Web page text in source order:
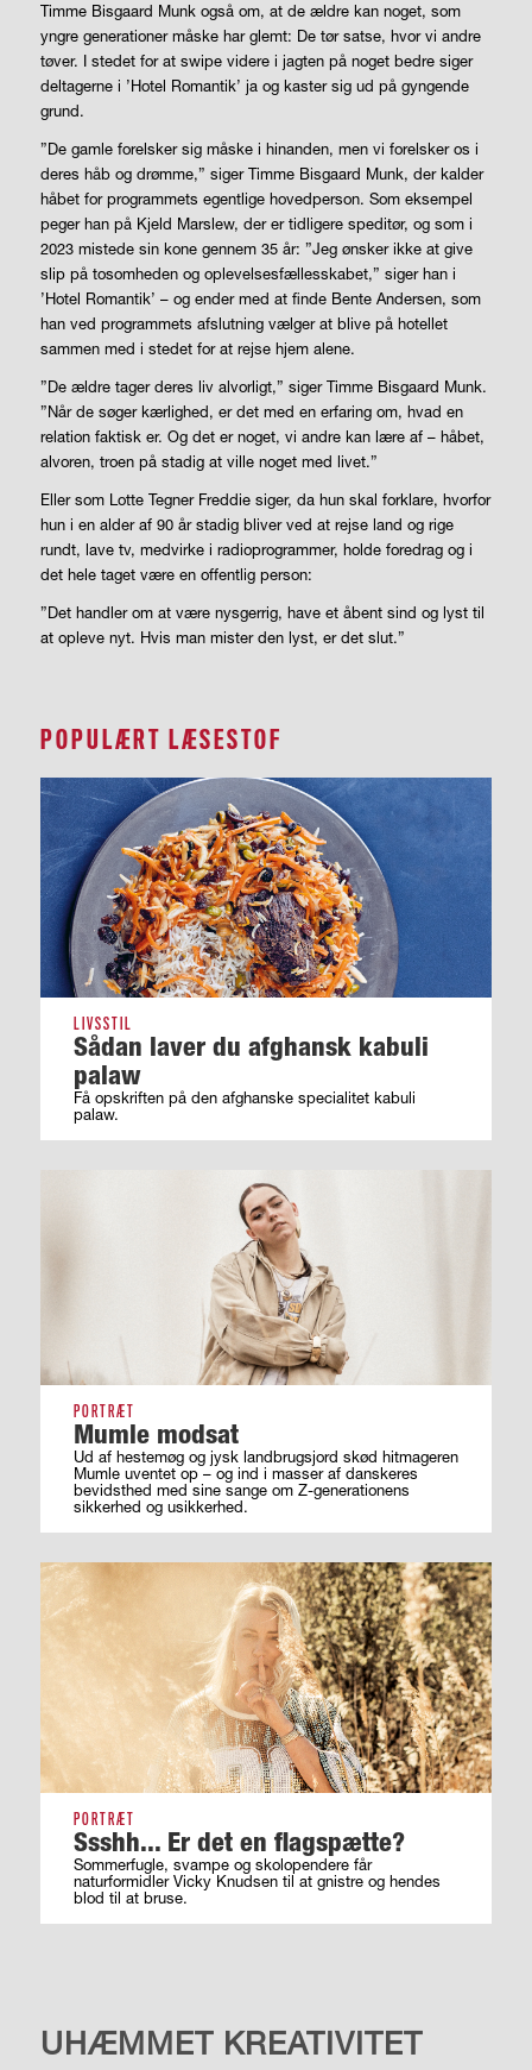
Timme Bisgaard Munk også om, at de ældre kan noget, som
yngre generationer måske har glemt: De tør satse, hvor vi andre
tøver. I stedet for at swipe videre i jagten på noget bedre siger
deltagerne i ’Hotel Romantik’ ja og kaster sig ud på gyngende
grund.
”De gamle forelsker sig måske i hinanden, men vi forelsker os i
deres håb og drømme,” siger Timme Bisgaard Munk, der kalder
håbet for programmets egentlige hovedperson. Som eksempel
peger han på Kjeld Marslew, der er tidligere speditør, og som i
2023 mistede sin kone gennem 35 år: ”Jeg ønsker ikke at give
slip på tosomheden og oplevelsesfællesskabet,” siger han i
’Hotel Romantik’ – og ender med at finde Bente Andersen, som
han ved programmets afslutning vælger at blive på hotellet
sammen med i stedet for at rejse hjem alene.
”De ældre tager deres liv alvorligt,” siger Timme Bisgaard Munk.
”Når de søger kærlighed, er det med en erfaring om, hvad en
relation faktisk er. Og det er noget, vi andre kan lære af – håbet,
alvoren, troen på stadig at ville noget med livet.”
Eller som Lotte Tegner Freddie siger, da hun skal forklare, hvorfor
hun i en alder af 90 år stadig bliver ved at rejse land og rige
rundt, lave tv, medvirke i radioprogrammer, holde foredrag og i
det hele taget være en offentlig person:
”Det handler om at være nysgerrig, have et åbent sind og lyst til
at opleve nyt. Hvis man mister den lyst, er det slut.”
POPULÆRT LÆSESTOF
LIVSSTIL
Sådan laver du afghansk kabuli
palaw
Få opskriften på den afghanske specialitet kabuli
palaw.
PORTRÆT
Mumle modsat
Ud af hestemøg og jysk landbrugsjord skød hitmageren
Mumle uventet op – og ind i masser af ­danskeres
bevidsthed med sine sange om ­Z-generationens
sikkerhed og usikkerhed.
PORTRÆT
Ssshh... Er det en flagspætte?
Sommerfugle, svampe og skolopendere får
naturformidler Vicky Knudsen til at gnistre og hendes
blod til at bruse.
UHÆMMET KREATIVITET